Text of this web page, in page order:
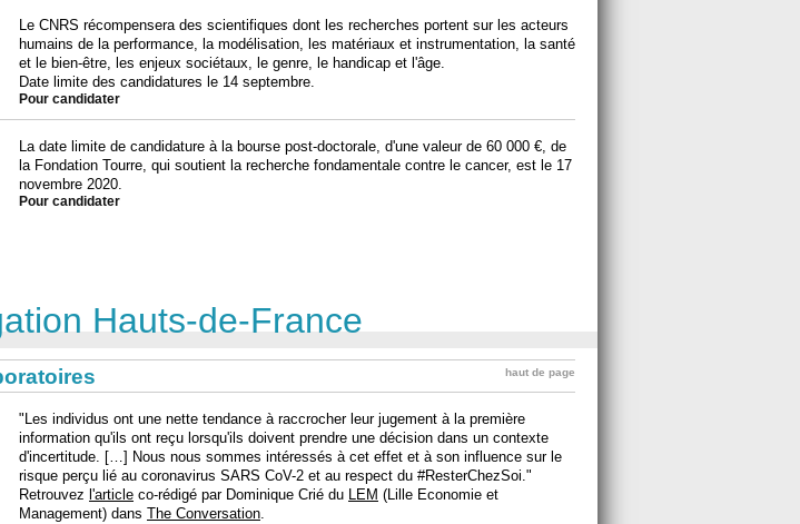
Le CNRS récompensera des scientifiques dont les recherches portent sur les acteurs
humains de la performance, la modélisation, les matériaux et instrumentation, la santé
et le bien-être, les enjeux sociétaux, le genre, le handicap et l'âge.
Date limite des candidatures le 14 septembre.
Pour candidater
La date limite de candidature à la bourse post-doctorale, d'une valeur de 60 000 €, de
la Fondation Tourre, qui soutient la recherche fondamentale contre le cancer, est le 17
novembre 2020.
Pour candidater
Hauts-de-France
haut de page
"Les individus ont une nette tendance à raccrocher leur jugement à la première
information qu'ils ont reçu lorsqu'ils doivent prendre une décision dans un contexte
d'incertitude. […] Nous nous sommes intéressés à cet effet et à son influence sur le
risque perçu lié au coronavirus SARS CoV-2 et au respect du #ResterChezSoi."
Retrouvez l'article co-rédigé par Dominique Crié du LEM (Lille Economie et
Management) dans The Conversation.